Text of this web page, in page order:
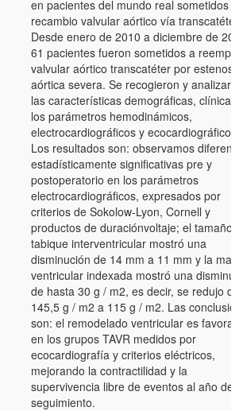
en pacientes del mundo real sometidos a
recambio valvular aórtico vía transcatéter.
Desde enero de 2010 a diciembre de
61 pacientes fueron sometidos a
valvular aórtico transcatéter por estenosis
aórtica severa. Se recogieron y analizaron
las características demográficas, clínicas
los parámetros hemodinámicos,
electrocardiográficos y ecocardiográficos.
Los resultados son: observamos
estadísticamente significativas pre y
postoperatorio en los parámetros
electrocardiográficos, expresados por
criterios de Sokolow-Lyon, Cornell y
productos de duraciónvoltaje; el tamaño
tabique interventricular mostró una
disminución de 14 mm a 11 mm y la masa
ventricular indexada mostró una
de hasta 30 g / m2, es decir, se redujo de
145,5 g / m2 a 115 g / m2. Las
son: el remodelado ventricular es
en los grupos TAVR medidos por
ecocardiografía y criterios eléctricos,
mejorando la contractilidad y la
supervivencia libre de eventos al año de
seguimiento.